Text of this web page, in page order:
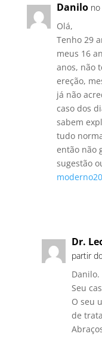
Danilo
Olá,
Tenho 29
meus 16
anos, não
ereção,
já não
caso dos
sabem
tudo
então não
sugestão
Dr.
partir
Danilo.
Seu
O seu
de